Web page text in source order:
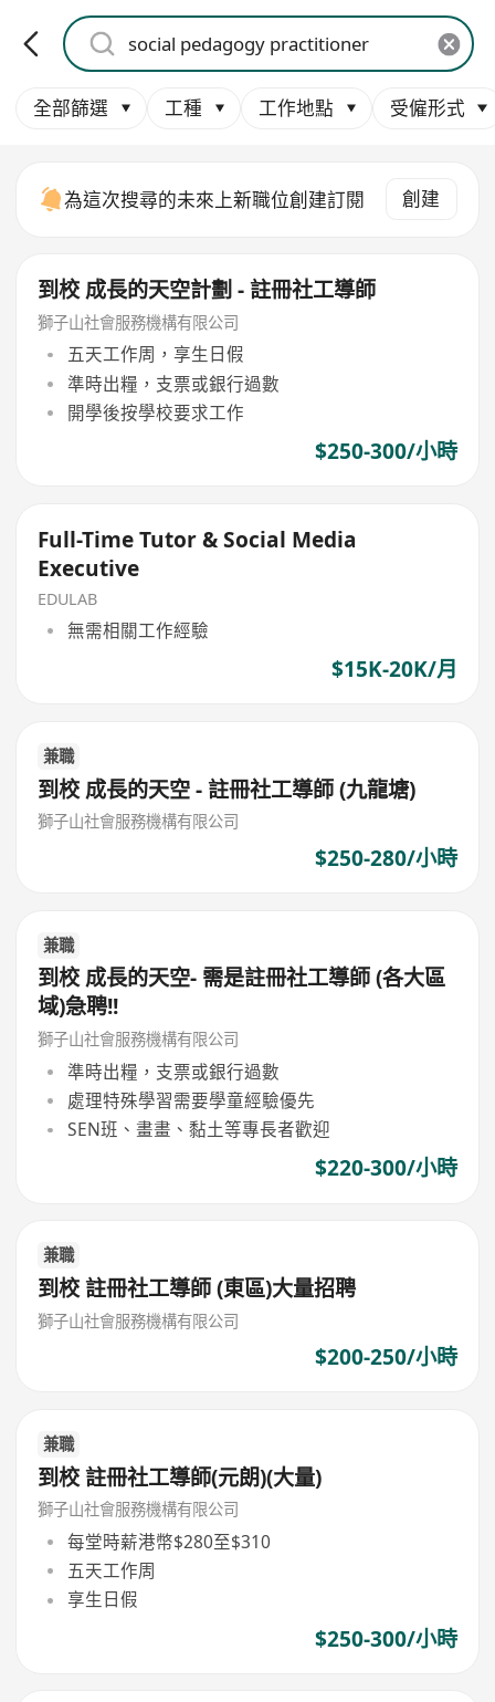
全部篩選 工種 工作地點 受僱形式
為這次搜尋的未來上新職位創建訂閱 創建
到校 成長的天空計劃 - 註冊社工導師
獅子山社會服務機構有限公司
五天工作周，享生日假
準時出糧，支票或銀行過數
開學後按學校要求工作
$250-300/小時
Full-Time Tutor & Social Media
Executive
EDULAB
無需相關工作經驗
$15K-20K/月
兼職
到校 成長的天空 - 註冊社工導師 (九龍塘)
獅子山社會服務機構有限公司
$250-280/小時
兼職
到校 成長的天空- 需是註冊社工導師 (各大區
域)急聘!!
獅子山社會服務機構有限公司
準時出糧，支票或銀行過數
處理特殊學習需要學童經驗優先
SEN班、畫畫、黏土等專長者歡迎
$220-300/小時
兼職
到校 註冊社工導師 (東區)大量招聘
獅子山社會服務機構有限公司
$200-250/小時
兼職
到校 註冊社工導師(元朗)(大量)
獅子山社會服務機構有限公司
每堂時薪港幣$280至$310
五天工作周
享生日假
$250-300/小時